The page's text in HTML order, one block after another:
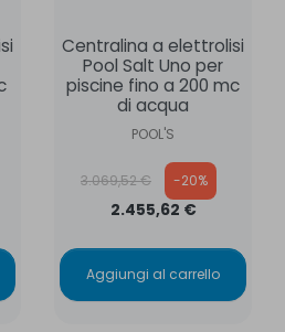
Centralina a elettrolisi
Pool Salt Uno per
piscine fino a 200 mc
di acqua
POOL'S
Prezzo base
3.069,52 € -20%
2.455,62 €
Aggiungi al carrello